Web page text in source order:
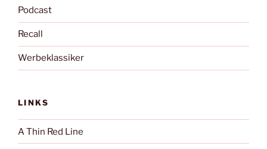
Podcast
Recall
Werbeklassiker
LINKS
A Thin Red Line